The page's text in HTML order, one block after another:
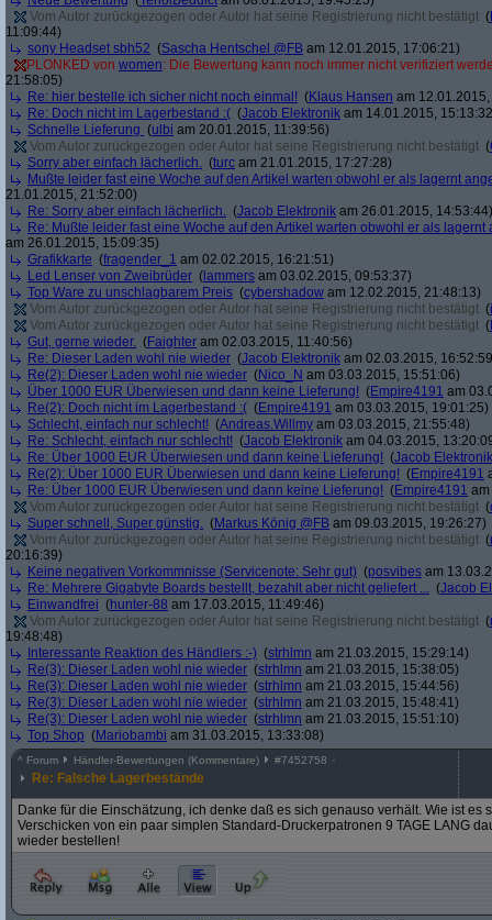
Vom Autor zurückgezogen oder Autor hat seine Registrierung nicht bestätigt (
11:09:44)
sony Headset sbh52 (Sascha Hentschel @FB am 12.01.2015, 17:06:21)
PLONKED von women: Die Bewertung kann noch immer nicht verifiziert
21:58:05)
Re: hier bestelle ich sicher nicht noch einmal! (Klaus Hansen am
Re: Doch nicht im Lagerbestand :( (Jacob Elektronik am 14.01.2015,
Schnelle Lieferung (ulbi am 20.01.2015, 11:39:56)
Vom Autor zurückgezogen oder Autor hat seine Registrierung nicht bestätigt (
Sorry aber einfach lächerlich. (turc am 21.01.2015, 17:27:28)
Mußte leider fast eine Woche auf den Artikel warten obwohl er als lagernt
21.01.2015, 21:52:00)
Re: Sorry aber einfach lächerlich. (Jacob Elektronik am 26.01.2015, 14:53:44)
Re: Mußte leider fast eine Woche auf den Artikel warten obwohl er als lagernt
am 26.01.2015, 15:09:35)
Grafikkarte (fragender_1 am 02.02.2015, 16:21:51)
Led Lenser von Zweibrüder ( lammers am 03.02.2015, 09:53:37)
Top Ware zu unschlagbarem Preis (cybershadow am 12.02.2015, 21:48:13)
Vom Autor zurückgezogen oder Autor hat seine Registrierung nicht bestätigt (
Vom Autor zurückgezogen oder Autor hat seine Registrierung nicht bestätigt (
Gut, gerne wieder. (Faighter am 02.03.2015, 11:40:56)
Re: Dieser Laden wohl nie wieder (Jacob Elektronik am 02.03.2015,
Re(2): Dieser Laden wohl nie wieder (Nico_N am 03.03.2015, 15:51:06)
Über 1000 EUR Überwiesen und dann keine Lieferung! (Empire4191 am
Re(2): Doch nicht im Lagerbestand :( (Empire4191 am 03.03.2015, 19:01:25)
Schlecht, einfach nur schlecht! (Andreas.Willmy am 03.03.2015, 21:55:48)
Re: Schlecht, einfach nur schlecht! (Jacob Elektronik am 04.03.2015,
Re: Über 1000 EUR Überwiesen und dann keine Lieferung! (Jacob Elektronik
Re(2): Über 1000 EUR Überwiesen und dann keine Lieferung! (Empire4191
Re: Über 1000 EUR Überwiesen und dann keine Lieferung! (Empire4191
Vom Autor zurückgezogen oder Autor hat seine Registrierung nicht bestätigt (
Super schnell, Super günstig. (Markus König @FB am 09.03.2015, 19:26:27)
Vom Autor zurückgezogen oder Autor hat seine Registrierung nicht bestätigt (
20:16:39)
Keine negativen Vorkommnisse (Servicenote: Sehr gut) (posvibes am
Re: Mehrere Gigabyte Boards bestellt, bezahlt aber nicht geliefert ... (Jacob
Einwandfrei (hunter-88 am 17.03.2015, 11:49:46)
Vom Autor zurückgezogen oder Autor hat seine Registrierung nicht bestätigt (
19:48:48)
Interessante Reaktion des Händlers :-) (strhlmn am 21.03.2015, 15:29:14)
Re(3): Dieser Laden wohl nie wieder (strhlmn am 21.03.2015, 15:38:05)
Re(3): Dieser Laden wohl nie wieder (strhlmn am 21.03.2015, 15:44:56)
Re(3): Dieser Laden wohl nie wieder (strhlmn am 21.03.2015, 15:48:41)
Re(3): Dieser Laden wohl nie wieder (strhlmn am 21.03.2015, 15:51:10)
Top Shop (Mariobambi am 31.03.2015, 13:33:08)
^ Forum Händler-Bewertungen (Kommentare) #7452758
Re: Falsche Lagerbestände
Danke für die Einschätzung, ich denke daß es sich genauso verhält. Wie ist es
Verschicken von ein paar simplen Standard-Druckerpatronen 9 TAGE LANG
wieder bestellen!